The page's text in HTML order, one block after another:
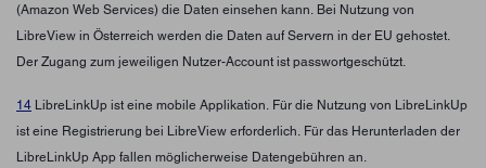
(Amazon Web Services) die Daten einsehen kann. Bei Nutzung von
LibreView in Österreich werden die Daten auf Servern in der EU gehostet.
Der Zugang zum jeweiligen Nutzer-Account ist passwortgeschützt.
14 LibreLinkUp ist eine mobile Applikation. Für die Nutzung von LibreLinkUp
ist eine Registrierung bei LibreView erforderlich. Für das Herunterladen der
LibreLinkUp App fallen möglicherweise Datengebühren an.